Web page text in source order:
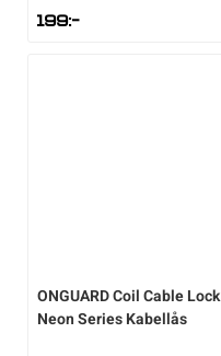
199:-
ONGUARDCoil Cable Lock
Neon Series Kabellås